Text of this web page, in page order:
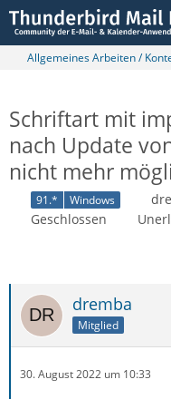
Allgemeines Arbeiten /
Schriftart mit
nach Update
nicht mehr
91.* Windows
Geschlossen
dremba
Mitglied
30. August 2022 um 10:33